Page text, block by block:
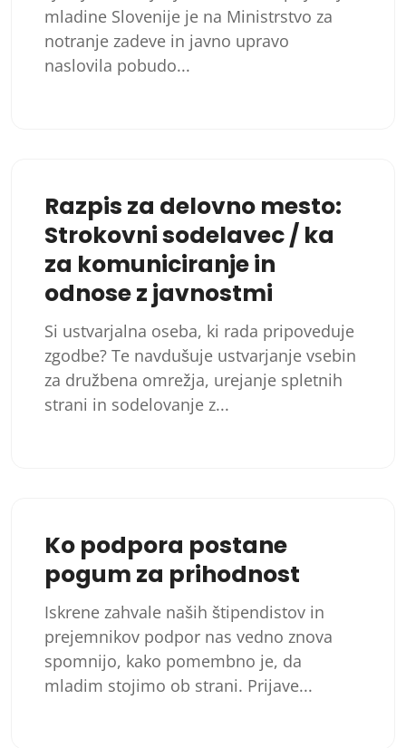
mladine Slovenije je na Ministrstvo za
notranje zadeve in javno upravo
naslovila pobudo...
Razpis za delovno mesto:
Strokovni sodelavec / ka
za komuniciranje in
odnose z javnostmi
Si ustvarjalna oseba, ki rada pripoveduje
zgodbe? Te navdušuje ustvarjanje vsebin
za družbena omrežja, urejanje spletnih
strani in sodelovanje z...
Ko podpora postane
pogum za prihodnost
Iskrene zahvale naših štipendistov in
prejemnikov podpor nas vedno znova
spomnijo, kako pomembno je, da
mladim stojimo ob strani. Prijave...